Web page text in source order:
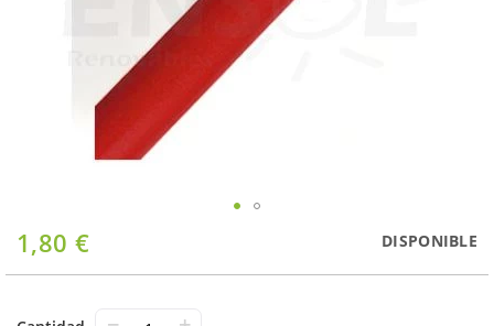
1,80 € DISPONIBLE
Saltar
al
comienzo
la